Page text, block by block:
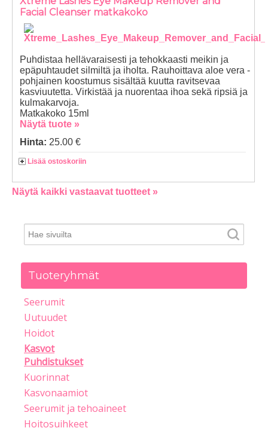
Facial Cleanser matkakoko
Puhdistaa hellävaraisesti ja tehokkaasti meikin ja
epäpuhtaudet silmiltä ja iholta. Rauhoittava aloe vera -
pohjainen koostumus sisältää kuutta ravitsevaa
kasviuutetta. Virkistää ja nuorentaa ihoa sekä ripsiä ja
kulmakarvoja.
Matkakoko 15ml
Näytä tuote »
Hinta: 25.00 €
Lisää ostoskoriin
Näytä kaikki vastaavat tuotteet »
Tuoteryhmät
Seerumit
Uutuudet
Hoidot
Kasvot
Puhdistukset
Kuorinnat
Kasvonaamiot
Seerumit ja tehoaineet
Hoitosuihkeet